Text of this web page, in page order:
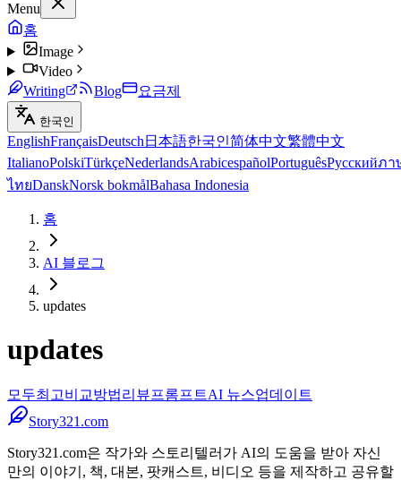
Menu
홈
Image
Video
Writing
Blog 요금제
한국인
EnglishFrançaisDeutsch 日本語한국인简体中文繁體中文
ItalianoPolskiTürkçeNederlandsArabicespañolPortuguêsРусскийภา
ไทยDanskNorsk bokmålBahasa Indonesia
홈
AI 블로그
updates
updates
모두최고비교방법리뷰프롬프트AI 뉴스업데이트
Story321.com
Story321.com은 작가와 스토리텔러가 AI의 도움을 받아 자신
만의 이야기, 책, 대본, 팟캐스트, 비디오 등을 제작하고 공유할